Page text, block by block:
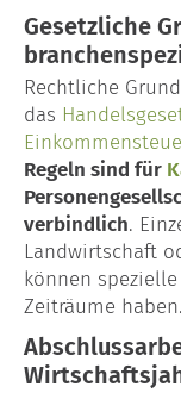
Gesetzliche
Rechtliche
das
Regeln sind für
verbindlich.
Landwirtschaft
können
Zeiträume haben.